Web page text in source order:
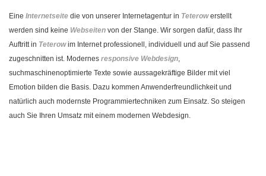
Eine Internetseite die von unserer Internetagentur in Teterowerstellt
werden sind keine Webseiten von der Stange. Wir sorgen dafür, dass Ihr
Auftritt in Teterow im Internet professionell, individuell und auf Sie passend
zugeschnitten ist. Modernes responsive Webdesign,
suchmaschinenoptimierte Texte sowie aussagekräftige Bilder mit viel
Emotion bilden die Basis. Dazu kommen Anwenderfreundlichkeit und
natürlich auch modernste Programmiertechniken zum Einsatz. So steigen
auch Sie Ihren Umsatz mit einem modernen Webdesign.